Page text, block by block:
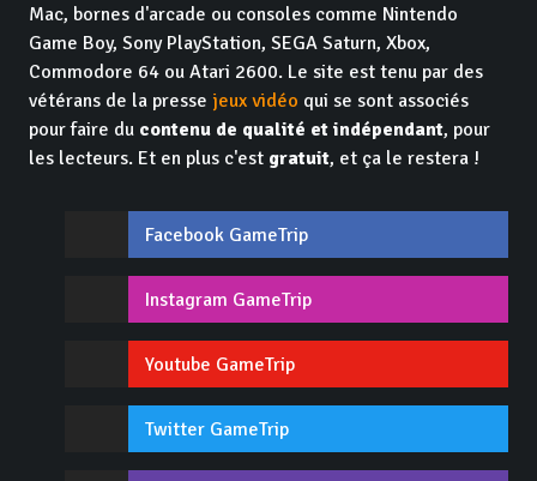
Mac, bornes d'arcade ou consoles comme Nintendo
Game Boy, Sony PlayStation, SEGA Saturn, Xbox,
Commodore 64 ou Atari 2600. Le site est tenu par des
vétérans de la presse jeux vidéo qui se sont associés
pour faire du contenu de qualité et indépendant, pour
les lecteurs. Et en plus c'est gratuit, et ça le restera !
Facebook GameTrip
Instagram GameTrip
Youtube GameTrip
Twitter GameTrip